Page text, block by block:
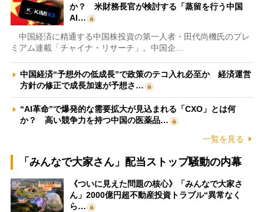
か？ 米財務長官が検討する「蒸留を行う中国
AI…
中国経済に精通する中国株投資の第一人者・田代尚機氏のプレ
ミアム連載「チャイナ・リサーチ」。中国企…
中国経済“予想外の低成長”で政策のテコ入れ必至か 経済運営
方針の修正で成長加速が予想さ…
“AI革命”で爆発的な需要拡大が見込まれる「CXO」とは何
か？ 高い競争力を持つ中国の医薬品…
一覧を見る
「みんなで大家さん」配当ストップ騒動の内幕
《ついに見えた問題の核心》「みんなで大家さ
ん」2000億円超不動産投資トラブル“異常なく
ら…